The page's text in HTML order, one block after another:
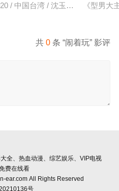
Ｓ，睽违六年强势回归！以女性
/ 中国台湾 / 沈玉琳,殷悦《型男
共0 条 “闹着玩” 影评
全、热血动漫、综艺娱乐、VIP电视
费在线看
ear.com All Rights Reserved
号